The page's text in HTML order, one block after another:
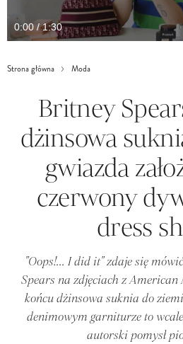
0:00 / 1:30
Strona główna Moda
Britney
dżinsowa
gwiazda
czerwony
dress
"Oops!... I did it" zdaje się
Spears na zdjęciach z
końcu dżinsowa suknia do
denimowym garniturze to
autorski pomysł